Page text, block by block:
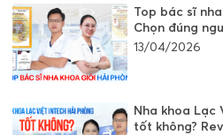
Top bác sĩ
Chọn đúng
13/04/2026
Nha khoa Lạc
tốt không?